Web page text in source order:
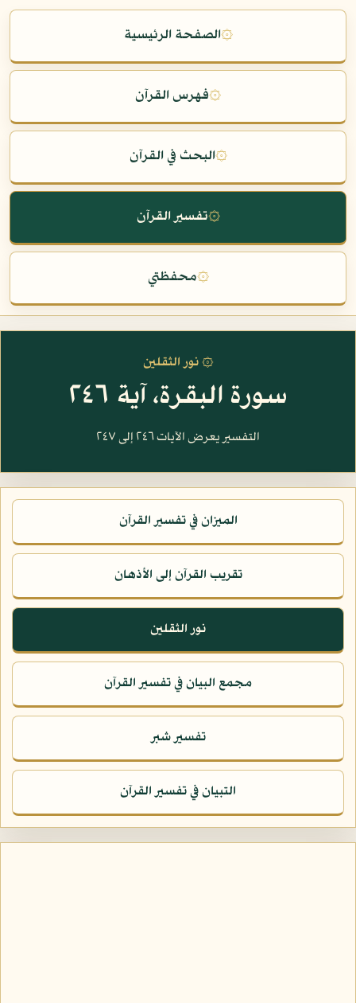
۞الصفحة الرئيسية
۞فهرس القرآن
۞البحث في القرآن
۞تفسير القرآن
۞محفظتي
۞ نور الثقلين
سورة البقرة، آية ٢٤٦
التفسير يعرض الآيات ٢٤٦ إلى ٢٤٧
الميزان في تفسير القرآن
تقريب القرآن إلى الأذهان
نور الثقلين
مجمع البيان في تفسير القرآن
تفسير شبر
التبيان في تفسير القرآن